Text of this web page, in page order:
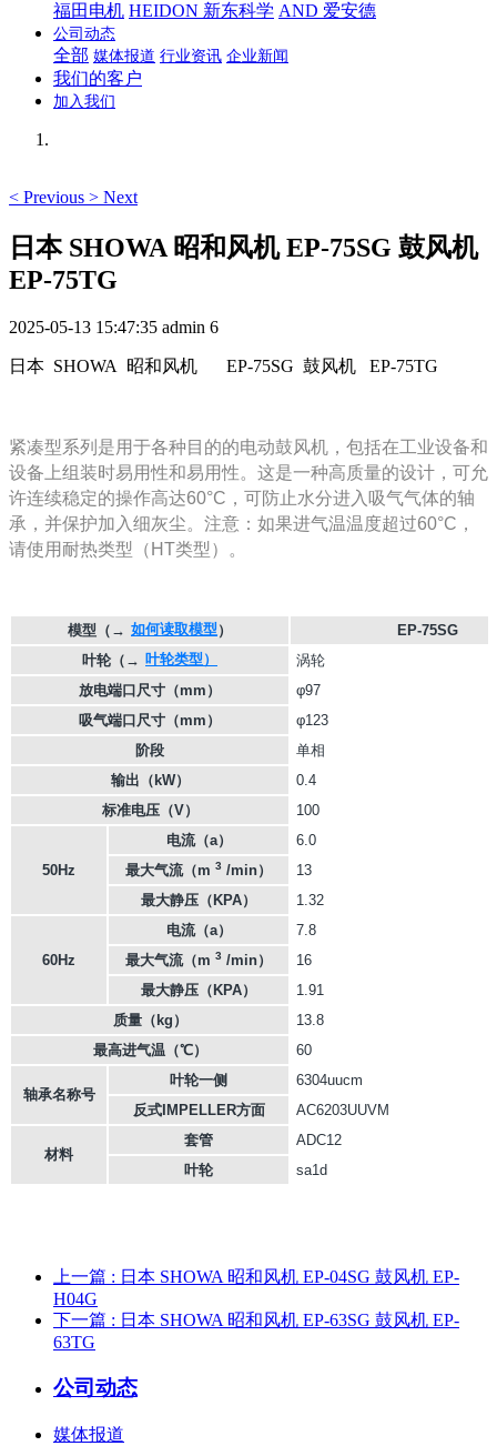
福田电机 HEIDON 新东科学 AND 爱安德
公司动态
全部 媒体报道 行业资讯 企业新闻
我们的客户
加入我们
< Previous > Next
日本 SHOWA 昭和风机 EP-75SG 鼓风机
EP-75TG
2025-05-13 15:47:35 admin 6
日本 SHOWA 昭和风机 EP-75SG 鼓风机 EP-75TG
紧凑型系列是用于各种目的的电动鼓风机，包括在工业设备和
设备上组装时易用性和易用性。这是一种高质量的设计，可允
许连续稳定的操作高达60°C，可防止水分进入吸气气体的轴
承，并保护加入细灰尘。注意：如果进气温温度超过60°C，
请使用耐热类型（HT类型）。
模型 （→ 如何读取模型 ）
EP-75SG
叶轮 （→ 叶轮类型）
涡轮
放电端口尺寸（mm）
φ97
吸气端口尺寸（mm）
φ123
阶段
单相
输出（kW）
0.4
标准电压（V）
100
50Hz
电流（a）
6.0
最大气流（m 3 /min）
13
最大静压（KPA）
1.32
60Hz
电流（a）
7.8
最大气流（m 3 /min）
16
最大静压（KPA）
1.91
质量（kg）
13.8
最高进气温（℃）
60
轴承名称号
叶轮一侧
6304uucm
反式IMPELLER方面
AC6203UUVM
材料
套管
ADC12
叶轮
sa1d
上一篇 : 日本 SHOWA 昭和风机 EP-04SG 鼓风机 EP-
H04G
下一篇 : 日本 SHOWA 昭和风机 EP-63SG 鼓风机 EP-
63TG
公司动态
媒体报道